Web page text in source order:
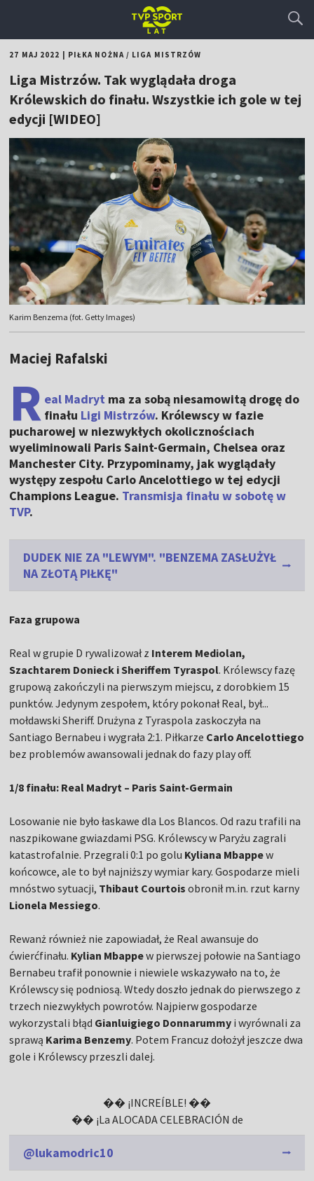
27 MAJ 2022 PIŁKA NOŻNA/ LIGA MISTRZÓW
Liga Mistrzów. Tak wyglądała droga
Królewskich do finału. Wszystkie ich gole w tej
edycji [WIDEO]
Karim Benzema (fot. Getty Images)
Maciej Rafalski
R eal Madryt ma za sobą niesamowitą drogę do
finału Ligi Mistrzów. Królewscy w fazie
pucharowej w niezwykłych okolicznościach
wyeliminowali Paris Saint-Germain, Chelsea oraz
Manchester City. Przypominamy, jak wyglądały
występy zespołu Carlo Ancelottiego w tej edycji
Champions League. Transmisja finału w sobotę w
TVP.
DUDEK NIE ZA "LEWYM". "BENZEMA ZASŁUŻYŁ
NA ZŁOTĄ PIŁKĘ"
Faza grupowa
Real w grupie D rywalizował z Interem Mediolan,
Szachtarem Donieck i Sheriffem Tyraspol. Królewscy fazę
grupową zakończyli na pierwszym miejscu, z dorobkiem 15
punktów. Jedynym zespołem, który pokonał Real, był...
mołdawski Sheriff. Drużyna z Tyraspola zaskoczyła na
Santiago Bernabeu i wygrała 2:1. Piłkarze Carlo Ancelottiego
bez problemów awansowali jednak do fazy play off.
1/8 finału: Real Madryt – Paris Saint-Germain
Losowanie nie było łaskawe dla Los Blancos. Od razu trafili na
naszpikowane gwiazdami PSG. Królewscy w Paryżu zagrali
katastrofalnie. Przegrali 0:1 po golu Kyliana Mbappew
końcowce, ale to był najniższy wymiar kary. Gospodarze mieli
mnóstwo sytuacji, Thibaut Courtois obronił m.in. rzut karny
Lionela Messiego.
Rewanż również nie zapowiadał, że Real awansuje do
ćwierćfinału. Kylian Mbappew pierwszej połowie na Santiago
Bernabeu trafił ponownie i niewiele wskazywało na to, że
Królewscy się podniosą. Wtedy doszło jednak do pierwszego z
trzech niezwykłych powrotów. Najpierw gospodarze
wykorzystali błąd Gianluigiego Donnarummy i wyrównali za
sprawą Karima Benzemy. Potem Francuz dołożył jeszcze dwa
gole i Królewscy przeszli dalej.
�� ¡INCREÍBLE! ��
�� ¡La ALOCADA CELEBRACIÓN de
@lukamodric10